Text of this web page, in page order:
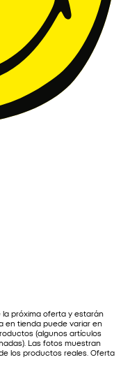
próxima oferta y estarán
en tienda puede variar en
(algunos artículos
Las fotos muestran
los productos reales. Oferta